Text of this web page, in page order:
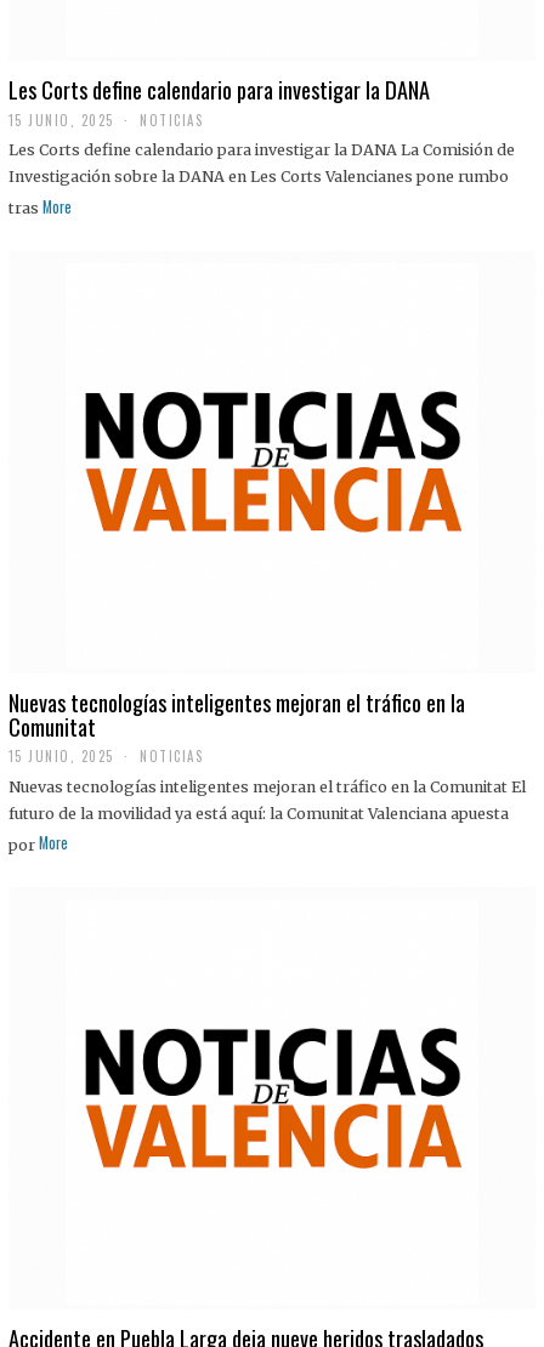
Les Corts define calendario para investigar la DANA
15 JUNIO, 2025 NOTICIAS
Les Corts define calendario para investigar la DANA La Comisión de
Investigación sobre la DANA en Les Corts Valencianes pone rumbo
tras More
Nuevas tecnologías inteligentes mejoran el tráfico en la
Comunitat
15 JUNIO, 2025 NOTICIAS
Nuevas tecnologías inteligentes mejoran el tráfico en la Comunitat El
futuro de la movilidad ya está aquí: la Comunitat Valenciana apuesta
por More
Accidente en Puebla Larga deja nueve heridos trasladados